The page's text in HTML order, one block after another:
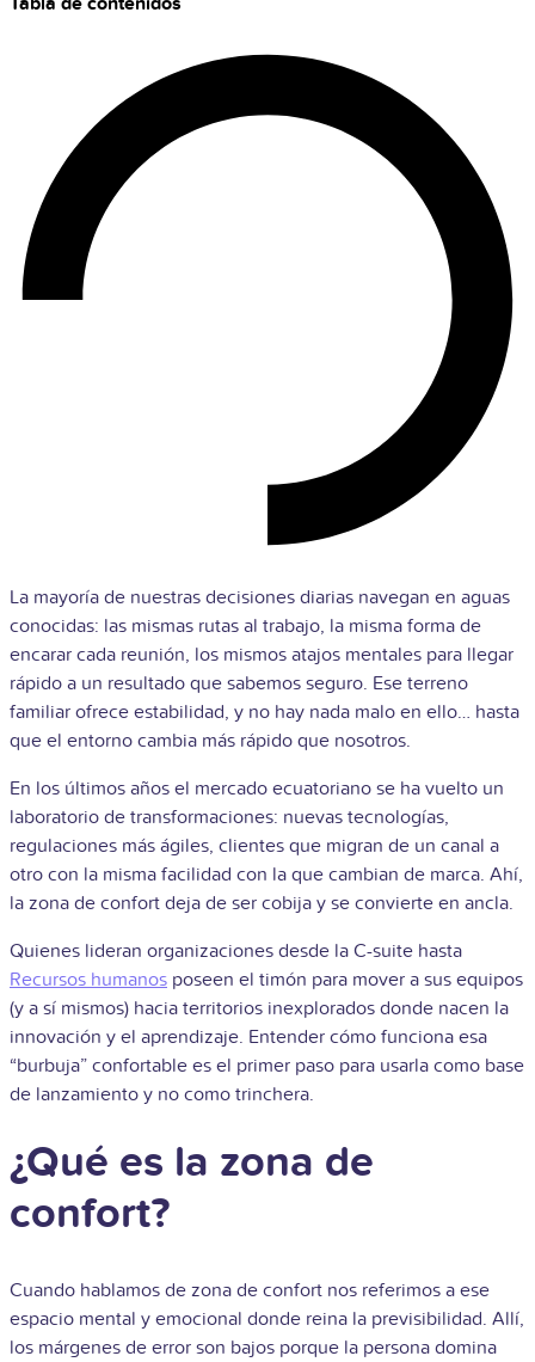
La mayoría de nuestras decisiones diarias navegan en aguas
conocidas: las mismas rutas al trabajo, la misma forma de
encarar cada reunión, los mismos atajos mentales para llegar
rápido a un resultado que sabemos seguro. Ese terreno
familiar ofrece estabilidad, y no hay nada malo en ello… hasta
que el entorno cambia más rápido que nosotros.
En los últimos años el mercado ecuatoriano se ha vuelto un
laboratorio de transformaciones: nuevas tecnologías,
regulaciones más ágiles, clientes que migran de un canal a
otro con la misma facilidad con la que cambian de marca. Ahí,
la zona de confort deja de ser cobija y se convierte en ancla.
Quienes lideran organizaciones desde la C-suite hasta
Recursos humanos poseen el timón para mover a sus equipos
(y a sí mismos) hacia territorios inexplorados donde nacen la
innovación y el aprendizaje. Entender cómo funciona esa
“burbuja” confortable es el primer paso para usarla como base
de lanzamiento y no como trinchera.
¿Qué es la zona de
confort?
Cuando hablamos de zona de confort nos referimos a ese
espacio mental y emocional donde reina la previsibilidad. Allí,
los márgenes de error son bajos porque la persona domina